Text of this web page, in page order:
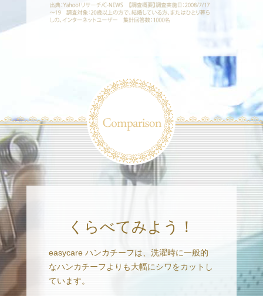
くらべてみよう！
easycare ハンカチーフは、洗濯時に一般的
なハンカチーフよりも大幅にシワをカットし
ています。